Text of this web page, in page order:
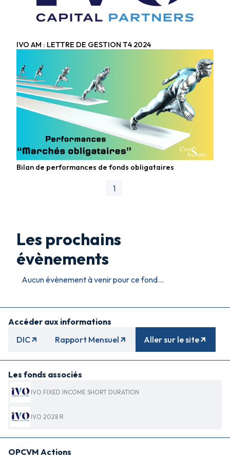
Fonds obligataires
IVO AM : LETTRE DE GESTION T4 2024
Fonds obligataires
Bilan de performances de fonds obligataires
1
Les prochains
évènements
Aucun évènement à venir pour ce fond...
Accéder aux informations
DIC
Rapport Mensuel Aller sur le site
Les fonds associés
IVO FIXED INCOME SHORT DURATION
IVO 2028 R
OPCVM Actions